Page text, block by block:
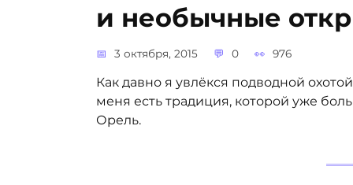
и необычные
3 октября, 2015 0 976
Как давно я увлёкся подводной
меня есть традиция, которой уже
Орель.